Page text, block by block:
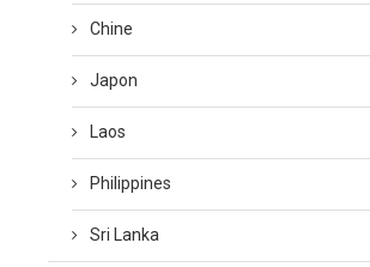
Chine
Japon
Laos
Philippines
Sri Lanka